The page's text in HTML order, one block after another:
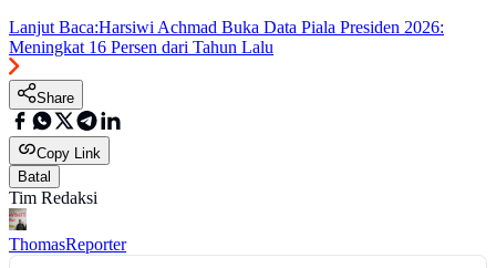
Lanjut Baca:Harsiwi Achmad Buka Data Piala Presiden 2026:
Meningkat 16 Persen dari Tahun Lalu
Share
Copy Link
Batal
Tim Redaksi
ThomasReporter